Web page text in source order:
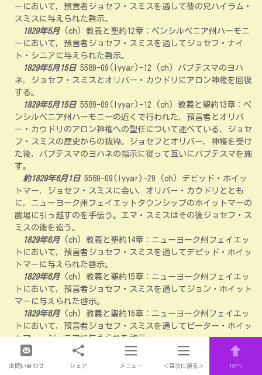
ーにおいて，預言者ジョセフ・スミスを通して彼の兄ハイラム・
スミスに与えられた啓示。
1829年5月 (ch) 教義と聖約12章：ペンシルベニア州ハーモニ
ーにおいて，預言者ジョセフ・スミスを通してジョセフ・ナイ
ト・シニアに与えられた啓示。
1829年5月15日 5589-09(Iyyar)-12 (ch) バプテスマのヨハ
ネ，ジョセフ・スミスとオリバー・カウドリにアロン神権を回復
する。
1829年5月15日 5589-09(Iyyar)-12 (ch) 教義と聖約13章：ペ
ンシルベニア州ハーモニーの近くで行われた，預言者とオリバ
ー・カウドリのアロン神権への聖任について述べている，ジョセ
フ・スミスの歴史からの抜粋。ジョセフとオリバー，神権を受け
た後，バプテスマのヨハネの指示に従って互いにバプテスマを施
す。
約1829年6月1日 5589-09(Iyyar)-29 (ch) デビッド・ホイッ
トマー，ジョセフ・スミスに会い，オリバー・カウドリととも
に，ニューヨーク州フェイエットタウンシップのホイットマーの
農場に引っ越すのを手伝う。エマ・スミスはその後ジョセフ・ス
ミスの後を追う。
1829年6月 (ch) 教義と聖約14章：ニューヨーク州フェイエッ
トにおいて，預言者ジョセフ・スミスを通してデビッド・ホイッ
トマーに与えられた啓示。
1829年6月 (ch) 教義と聖約15章：ニューヨーク州フェイエッ
トにおいて，預言者ジョセフ・スミスを通してジョン・ホイット
マーに与えられた啓示。
1829年6月 (ch) 教義と聖約16章：ニューヨーク州フェイエッ
トにおいて，預言者ジョセフ・スミスを通してピーター・ホイッ
トマー・ジュニアに与えられた啓示。
1829年6月
(ch) 教義と聖約18章：ニューヨーク州フェイエッ
トにおいて，預言者ジョセフ・スミス，オリバー・カウドリ，お
お問い合わせ シェア メニュー ＜目次に戻る＞ TOPへ